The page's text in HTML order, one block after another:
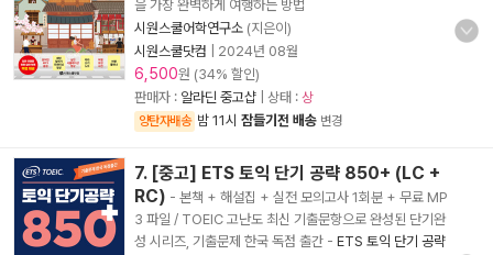
을 가장 완벽하게 여행하는 방법
시원스쿨어학연구소 (지은이)
시원스쿨닷컴
2024년 08월
6,500원 (34% 할인)
판매자 : 알라딘 중고샵 | 상태 : 상
양탄자배송 밤 11시 잠들기전 배송 변경
7. [중고] ETS 토익 단기 공략 850+ (LC +
RC) - 본책 + 해설집 + 실전 모의고사 1회분 + 무료 MP
3 파일 / TOEIC 고난도 최신 기출문항으로 완성된 단기완
성 시리즈, 기출문제 한국 독점 출간 - ETS 토익 단기 공략